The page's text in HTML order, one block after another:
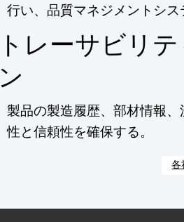
行い、品質マネジメントシス
トレーサビリ
ン
製品の製造履歴、部材情報
性と信頼性を確保する。
各